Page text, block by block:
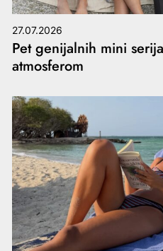
27.07.2026
Pet genijalnih mini
atmosferom